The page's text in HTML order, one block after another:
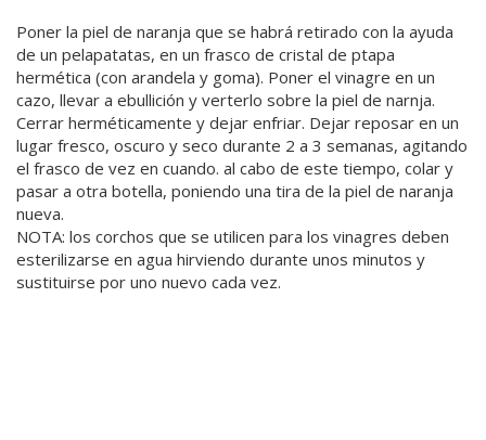
Poner la piel de naranja que se habrá retirado con la ayuda
de un pelapatatas, en un frasco de cristal de ptapa
hermética (con arandela y goma). Poner el vinagre en un
cazo, llevar a ebullición y verterlo sobre la piel de narnja.
Cerrar herméticamente y dejar enfriar. Dejar reposar en un
lugar fresco, oscuro y seco durante 2 a 3 semanas, agitando
el frasco de vez en cuando. al cabo de este tiempo, colar y
pasar a otra botella, poniendo una tira de la piel de naranja
nueva.
NOTA: los corchos que se utilicen para los vinagres deben
esterilizarse en agua hirviendo durante unos minutos y
sustituirse por uno nuevo cada vez.